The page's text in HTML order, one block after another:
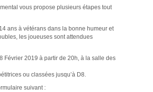
vous propose plusieurs étapes tout
ans à vétérans dans la bonne humeur et
les joueuses sont attendues
Février 2019 à partir de 20h, à la salle des
ou classées jusqu’à D8.
suivant :